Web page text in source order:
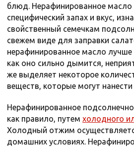
блюд. Нерафинированное масло
специфический запах и вкус,
свойственный семечкам
свежем виде для заправки
нерафинированное масло лучше
как оно сильно дымится,
же выделяет некоторое
веществ, которые могут
Нерафинированное
как правило, путем холодного
Холодный отжим
домашних условиях.